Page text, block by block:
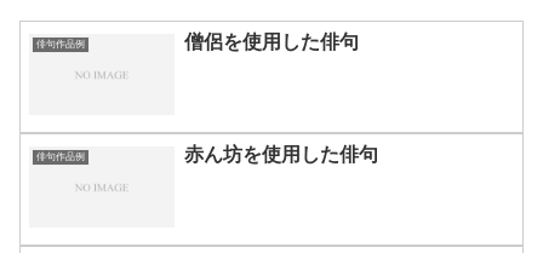
俳句作品例 僧侶を使用した俳句
俳句作品例 赤ん坊を使用した俳句